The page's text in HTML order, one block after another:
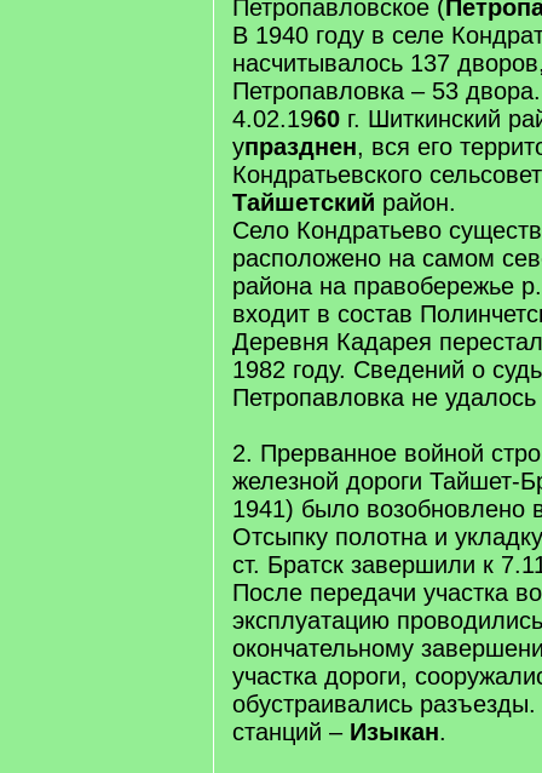
Петропавловское (
В 1940 году в селе
насчитывалось 137
Петропавловка – 53 двора.
4.02.1960 г. Шиткинский
упразднен, вся его
Кондратьевского
Тайшетский район.
Село Кондратьево
расположено на самом
района на правобережье
входит в состав
Деревня Кадарея
1982 году. Сведений о
Петропавловка не удалось
2. Прерванное войной
железной дороги Тайшет-
1941) было возобновлено
Отсыпку полотна и
ст. Братск завершили к
После передачи участка
эксплуатацию
окончательному
участка дороги,
обустраивались
станций – Изыкан.